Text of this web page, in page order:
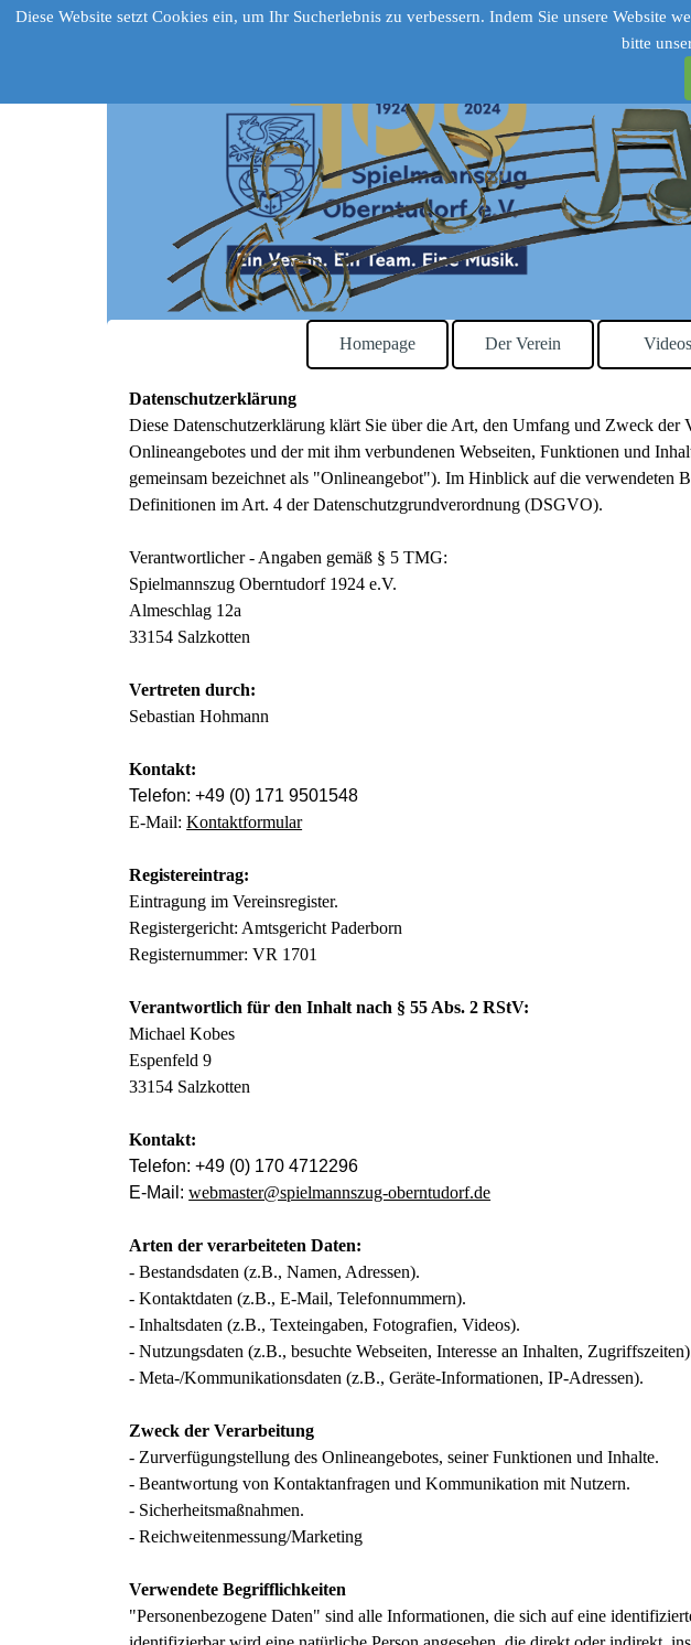
Diese Website setzt Cookies ein, um Ihr Sucherlebnis zu verbessern. Indem Sie unsere Website
bitte
Direkt zum Seiteninhalt
Homepage Der Verein ▼
Videos
Spielmannszug
Datenschutzerklärung
Diese Datenschutzerklärung klärt Sie über die Art, den Umfang und Zweck
Onlineangebotes und der mit ihm verbundenen Webseiten, Funktionen und
gemeinsam bezeichnet als "Onlineangebot"). Im Hinblick auf die
Definitionen im Art. 4 der Datenschutzgrundverordnung (DSGVO).
Verantwortlicher - Angaben gemäß § 5 TMG:
Spielmannszug Oberntudorf 1924 e.V.
Almeschlag 12a
33154 Salzkotten
Vertreten durch:
Sebastian Hohmann
Kontakt:
Telefon: +49 (0) 171 9501548
E-Mail:Kontaktformular
Registereintrag:
Eintragung im Vereinsregister.
Registergericht: Amtsgericht Paderborn
Registernummer: VR 1701
Verantwortlich für den Inhalt nach § 55 Abs. 2 RStV:
Michael Kobes
Espenfeld 9
33154 Salzkotten
Kontakt:
Telefon: +49 (0) 170 4712296
E-Mail:webmaster@spielmannszug-oberntudorf.de
Arten der verarbeiteten Daten:
- Bestandsdaten (z.B., Namen, Adressen).
- Kontaktdaten (z.B., E-Mail, Telefonnummern).
- Inhaltsdaten (z.B., Texteingaben, Fotografien, Videos).
- Nutzungsdaten (z.B., besuchte Webseiten, Interesse an Inhalten,
- Meta-/Kommunikationsdaten (z.B., Geräte-Informationen, IP-Adressen).
Zweck der Verarbeitung
- Zurverfügungstellung des Onlineangebotes, seiner Funktionen und Inhalte.
- Beantwortung von Kontaktanfragen und Kommunikation mit Nutzern.
- Sicherheitsmaßnahmen.
- Reichweitenmessung/Marketing
Verwendete Begrifflichkeiten
"Personenbezogene Daten" sind alle Informationen, die sich auf eine